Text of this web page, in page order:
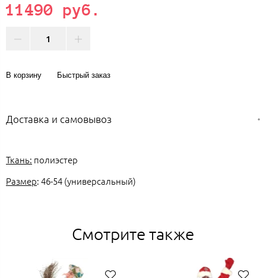
11490 руб.
В корзину Быстрый заказ
Доставка и самовывоз
Ткань: полиэстер
Размер: 46-54 (универсальный)
Смотрите также